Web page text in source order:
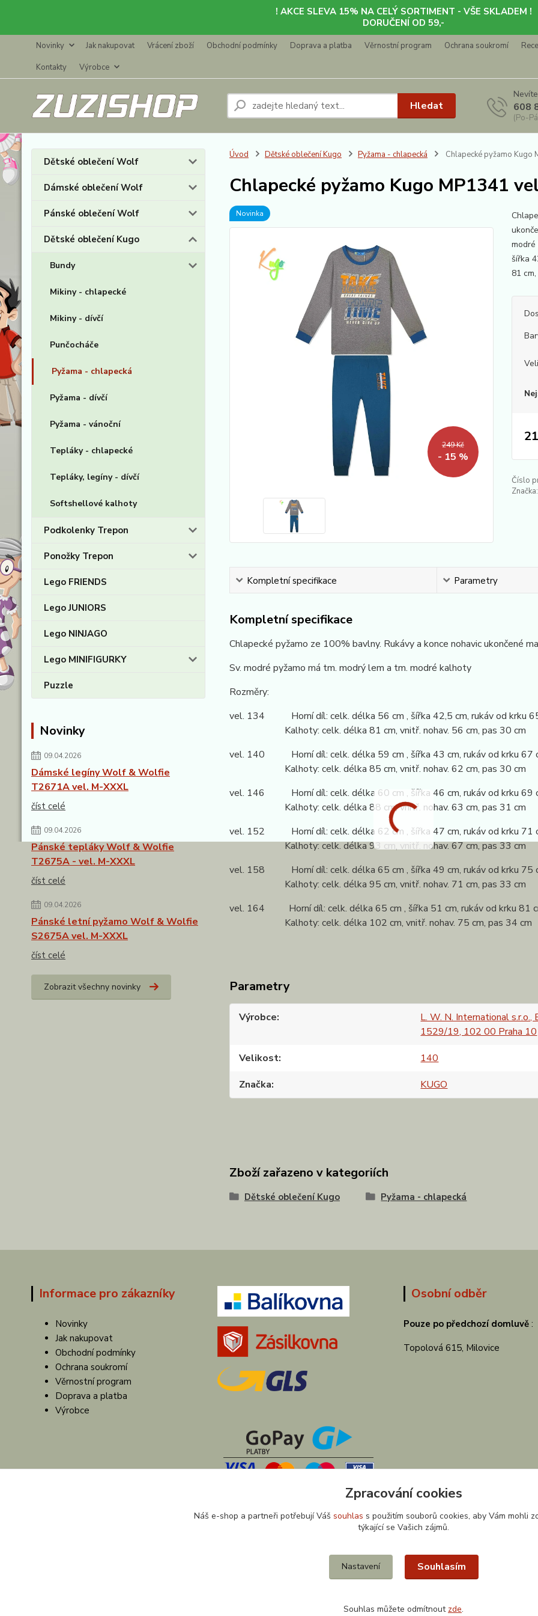
! AKCE SLEVA 15% NA CELÝ SORTIMENT - VŠE SKLADEM !
DORUČENÍ OD 59,-
Novinky Jak nakupovat Vrácení zboží Obchodní podmínky Doprava a platba Věrnostní program Ochrana soukromí
Kontakty
Výrobce
Hledat 608
(Po-
Dětské oblečení Wolf
Dámské oblečení Wolf
Pánské oblečení Wolf
Dětské oblečení Kugo
Bundy
Mikiny - chlapecké
Mikiny - dívčí
Punčocháče
Pyžama - chlapecká
Pyžama - dívčí
Pyžama - vánoční
Tepláky - chlapecké
Tepláky, legíny - dívčí
Softshellové kalhoty
Podkolenky Trepon
Ponožky Trepon
Lego FRIENDS
Lego JUNIORS
Lego NINJAGO
Lego MINIFIGURKY
Puzzle
Novinky
09.04.2026
Dámské legíny Wolf & Wolfie
T2671A vel. M-XXXL
číst celé
09.04.2026
Pánské tepláky Wolf & Wolfie
T2675A - vel. M-XXXL
číst celé
09.04.2026
Pánské letní pyžamo Wolf & Wolfie
S2675A vel. M-XXXL
číst celé
Zobrazit všechny novinky
Úvod Dětské oblečení Kugo Pyžama - chlapecká Chlapecké pyžamo Kugo
Chlapecké pyžamo Kugo MP1341
Novinka
249 Kč
- 15 %
šířka
81
Číslo
Značka:
Kompletní specifikace Parametry
Kompletní specifikace
Chlapecké pyžamo ze 100% bavlny. Rukávy a konce nohavic ukončené
Sv. modré pyžamo má tm. modrý lem a tm. modré kalhoty
Rozměry:
vel. 134 Horní díl: celk. délka 56 cm , šířka 42,5 cm, rukáv od krku
Kalhoty: celk. délka 81 cm, vnitř. nohav. 56 cm, pas 30 cm
vel. 140 Horní díl: celk. délka 59 cm , šířka 43 cm, rukáv od krku 67
Kalhoty: celk. délka 85 cm, vnitř. nohav. 62 cm, pas 30 cm
vel. 146 Horní díl: celk. délka 60 cm , šířka 46 cm, rukáv od krku 69
Kalhoty: celk. délka 88 cm, vnitř. nohav. 63 cm, pas 31 cm
vel. 152 Horní díl: celk. délka 62 cm , šířka 47 cm, rukáv od krku 71
Kalhoty: celk. délka 93 cm, vnitř. nohav. 67 cm, pas 33 cm
vel. 158 Horní díl: celk. délka 65 cm , šířka 49 cm, rukáv od krku 75
Kalhoty: celk. délka 95 cm, vnitř. nohav. 71 cm, pas 33 cm
vel. 164 Horní díl: celk. délka 65 cm , šířka 51 cm, rukáv od krku 81
Kalhoty: celk. délka 102 cm, vnitř. nohav. 75 cm, pas 34 cm
Parametry
Výrobce
L. W. N. International s.r.o.,
1529/19, 102 00 Praha 10
Velikost
140
Značka
KUGO
Zboží zařazeno v kategoriích
Dětské oblečení Kugo Pyžama - chlapecká
Informace pro zákazníky
Novinky
Jak nakupovat
Obchodní podmínky
Ochrana soukromí
Věrnostní program
Doprava a platba
Výrobce
Osobní odběr
Pouze po předchozí domluvě :
Topolová 615, Milovice
Zpracování cookies
Náš e-shop a partneři potřebují Váš souhlas s použitím souborů cookies, aby Vám mohli
týkající se Vašich zájmů.
Nastavení Souhlasím
Souhlas můžete odmítnout zde.